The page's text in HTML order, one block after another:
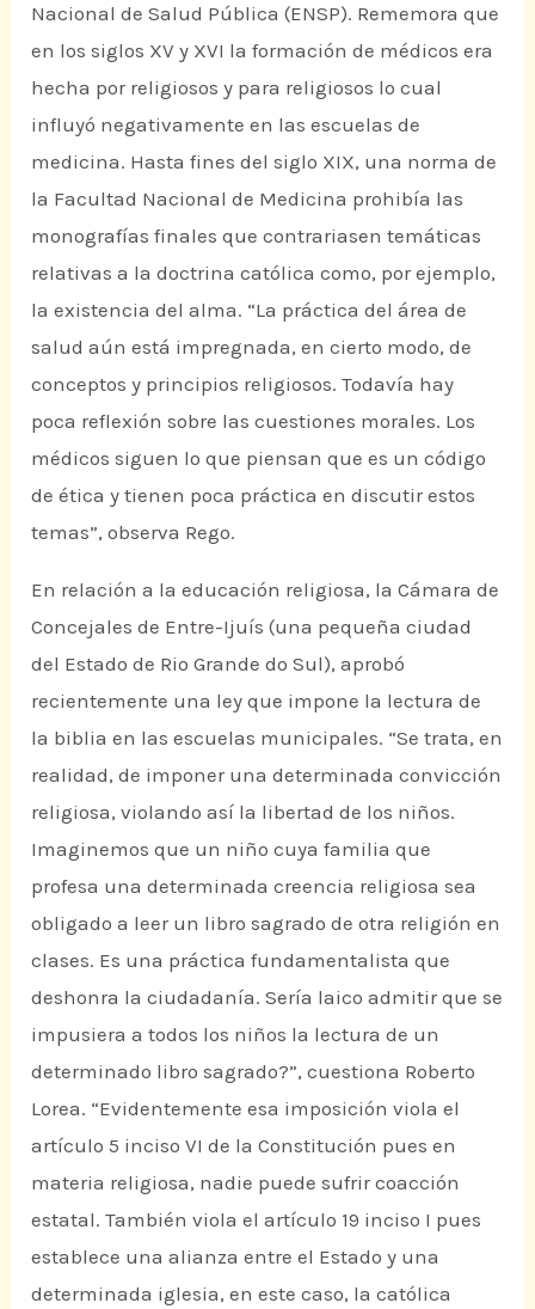
Nacional de Salud Pública (ENSP). Rememora que
en los siglos XV y XVI la formación de médicos era
hecha por religiosos y para religiosos lo cual
influyó negativamente en las escuelas de
medicina. Hasta fines del siglo XIX, una norma de
la Facultad Nacional de Medicina prohibía las
monografías finales que contrariasen temáticas
relativas a la doctrina católica como, por ejemplo,
la existencia del alma. “La práctica del área de
salud aún está impregnada, en cierto modo, de
conceptos y principios religiosos. Todavía hay
poca reflexión sobre las cuestiones morales. Los
médicos siguen lo que piensan que es un código
de ética y tienen poca práctica en discutir estos
temas”, observa Rego.
En relación a la educación religiosa, la Cámara de
Concejales de Entre-Ijuís (una pequeña ciudad
del Estado de Rio Grande do Sul), aprobó
recientemente una ley que impone la lectura de
la biblia en las escuelas municipales. “Se trata, en
realidad, de imponer una determinada convicción
religiosa, violando así la libertad de los niños.
Imaginemos que un niño cuya familia que
profesa una determinada creencia religiosa sea
obligado a leer un libro sagrado de otra religión en
clases. Es una práctica fundamentalista que
deshonra la ciudadanía. Sería laico admitir que se
impusiera a todos los niños la lectura de un
determinado libro sagrado?”, cuestiona Roberto
Lorea. “Evidentemente esa imposición viola el
artículo 5 inciso VI de la Constitución pues en
materia religiosa, nadie puede sufrir coacción
estatal. También viola el artículo 19 inciso I pues
establece una alianza entre el Estado y una
determinada iglesia, en este caso, la católica